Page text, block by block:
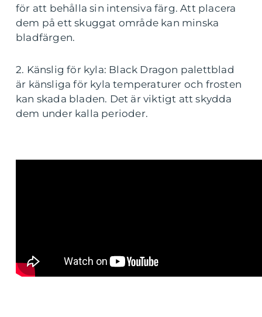
för att behålla sin intensiva färg. Att placera
dem på ett skuggat område kan minska
bladfärgen.
2. Känslig för kyla: Black Dragon palettblad
är känsliga för kyla temperaturer och frosten
kan skada bladen. Det är viktigt att skydda
dem under kalla perioder.